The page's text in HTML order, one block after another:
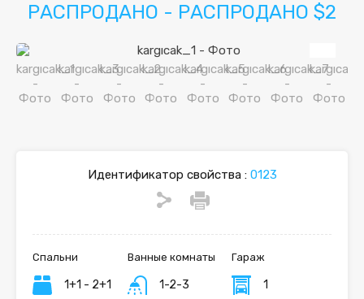
РАСПРОДАНО - РАСПРОДАНО $2
Идентификатор свойства :0123
Спальни
1+1 - 2+1
Ванные комнаты
1-2-3
Гараж
1